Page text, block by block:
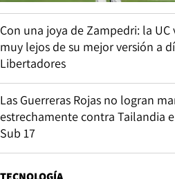
Con una joya de Zampedri: la
muy lejos de su mejor versión a
Libertadores
Las Guerreras Rojas no logran
estrechamente contra Tailandia
Sub 17